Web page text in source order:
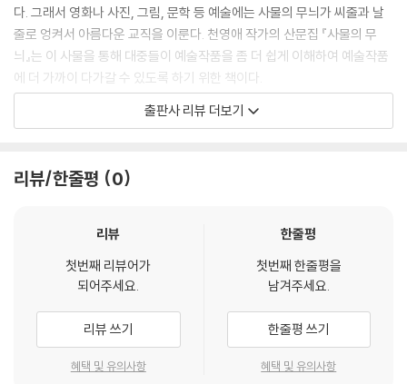
김병종은 개인전이 끝나고 난 후 소품 한 점을 지인에게 선물로 드렸는데
그 그림을 볼 때마다 지인의 어머니는“이 무슨 걸레 같은 것을 걸어놓았느
냐”고 하셨단다. 예수의 모습이 본래 그러하다. 가난했던 사람의 아들은 들
에서 밤을 보내고 남루한 옷을 입고 거리를 돌아다녔다. 그러나 얼굴은 가
장 평화롭다. 걸레 같다는 그 그림을 보면 평화가 달리 없다. 나는 그 그림
을 보면 이 말이 떠오른다.
(마태복음 11:28)”
냄비라는 사물은 우리를 얼마나 가난하게 하던가. 보글거리며 끓어넘치는
라면이 담긴 노란색의 양은 냄비나 혼자서 쓸쓸하게 석유곤로에 끓여서 먹
던 된장찌개가 담긴 작은 냄비부터 가족들의 건강을 위해 사골을 끓이던
곰솥이라 불리는 커다란 냄비까지 모든 냄비에는 허기가 담겨 있다. 시골
에서 냄비는 자주 담을 넘어 이웃집 부엌으로 전해지기도 했으나 무엇보다
나를 슬프게 하는 것은 혼자서 이 도시에 닿아 저녁이면 연탄불 위에 얹어
다. 그래서 영화나 사진, 그림, 문학 등 예술에는 사물의 무늬가 씨줄과 날
줄로 엉켜서 아름다운 교직을 이룬다. 천영애 작가의 산문집 『사물의 무
늬』는 이 사물을 통해 대중들이 예술작품을 좀 더 쉽게 이해하여 예술작품
에 더 가까이 다가갈 수 있도록 하기 위한 책이다.
사물을 통해 예술작품을 이해하고자 하는 이 책에서는 은유와 시선, 공간
어』, 『아카바도라』, 『엄청나게 시끄럽고 믿을 수 없게 가까운』, 『치즈와 구
하이힐과 사진, 섬, 쿠션, 열쇠, 치즈와 구더기, 휘파람, 페스트 등의 사물을
는 본질적인 문제에 대해서 사유하고자 했다.
‘시선’에서는 그림을 다루는데 〈김아타의 니르바나 시리즈〉는 붓다를 통해
서, 〈마그리트의 파이프〉는 파이프를 통해서, 〈곽인식의 유리물성을 이용
한 회화〉에서는 유리, 〈박수근의 둥근 선으로 된 그림들〉에서는 둥근 어깨,
〈김병종의 바보예수 연작〉에서는 예수, 〈김환기의 백자항아리 그림〉에서
출판사 리뷰 더보기
리뷰/한줄평 0
리뷰
첫번째 리뷰어가
되어주세요.
리뷰 쓰기
혜택 및 유의사항
한줄평
첫번째 한줄평을
남겨주세요.
한줄평 쓰기
혜택 및 유의사항